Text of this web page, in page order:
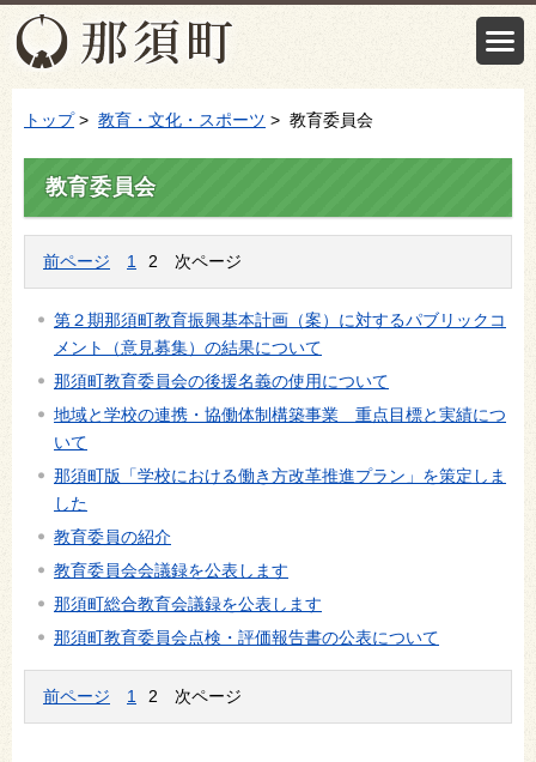
トップ> 教育・文化・スポーツ > 教育委員会
教育委員会
前ページ 1 2 次ページ
第２期那須町教育振興基本計画（案）に対するパブリックコ
メント（意見募集）の結果について
那須町教育委員会の後援名義の使用について
地域と学校の連携・協働体制構築事業 重点目標と実績につ
いて
那須町版「学校における働き方改革推進プラン」を策定しま
した
教育委員の紹介
教育委員会会議録を公表します
那須町総合教育会議録を公表します
那須町教育委員会点検・評価報告書の公表について
前ページ 1 2 次ページ